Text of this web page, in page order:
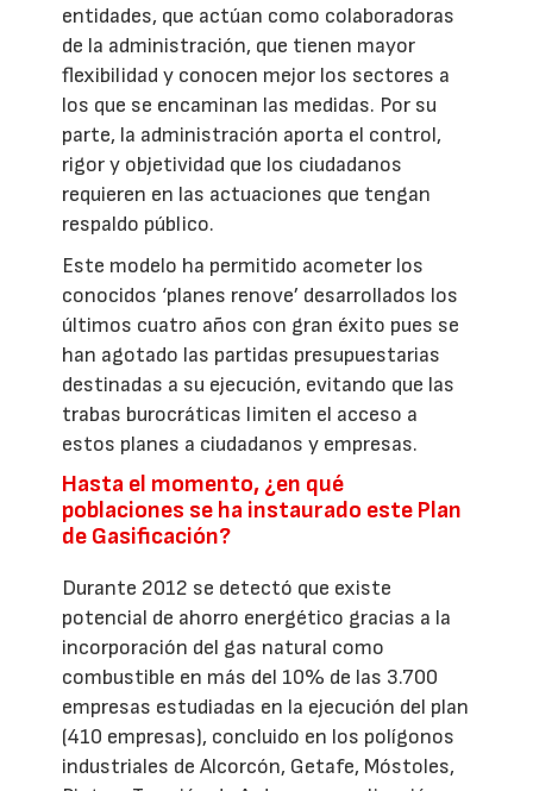
entidades, que actúan como colaboradoras
de la administración, que tienen mayor
flexibilidad y conocen mejor los sectores a
los que se encaminan las medidas. Por su
parte, la administración aporta el control,
rigor y objetividad que los ciudadanos
requieren en las actuaciones que tengan
respaldo público.
Este modelo ha permitido acometer los
conocidos ‘planes renove’ desarrollados los
últimos cuatro años con gran éxito pues se
han agotado las partidas presupuestarias
destinadas a su ejecución, evitando que las
trabas burocráticas limiten el acceso a
estos planes a ciudadanos y empresas.
Hasta el momento, ¿en qué
poblaciones se ha instaurado este Plan
de Gasificación?
Durante 2012 se detectó que existe
potencial de ahorro energético gracias a la
incorporación del gas natural como
combustible en más del 10% de las 3.700
empresas estudiadas en la ejecución del plan
(410 empresas), concluido en los polígonos
industriales de Alcorcón, Getafe, Móstoles,